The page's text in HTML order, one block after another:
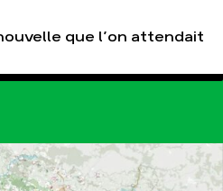
que l’on attendait